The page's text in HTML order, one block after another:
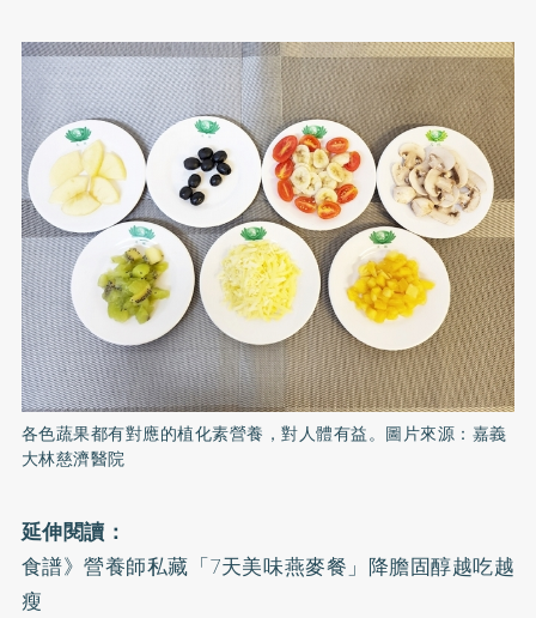
各色蔬果都有對應的植化素營養，對人體有益。圖片來源：嘉義
大林慈濟醫院
延伸閱讀：
食譜》營養師私藏「7天美味燕麥餐」降膽固醇越吃越
瘦